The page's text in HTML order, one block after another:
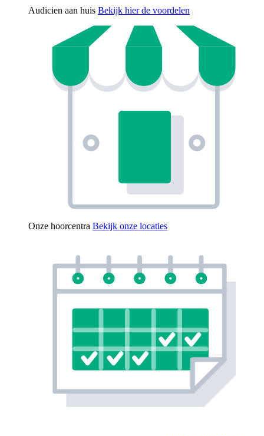
Audicien aan huis Bekijk hier de voordelen
Onze hoorcentra Bekijk onze locaties